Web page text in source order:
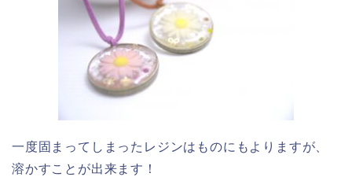
一度固まってしまったレジンはものにもよりますが、
溶かすことが出来ます！